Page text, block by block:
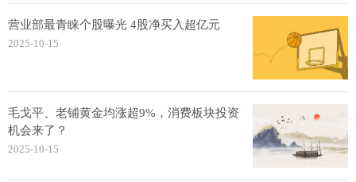
营业部最青睐个股曝光 4股净买入超亿元
2025-10-15
毛戈平、老铺黄金均涨超9%，消费板块投资
机会来了？
2025-10-15